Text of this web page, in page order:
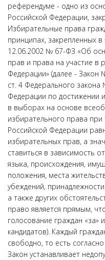
референдуме - одно из
Российской Федерации,
Избирательные права
принципах, закрепленных
12.06.2002 № 67-ФЗ «Об
прав и права на участие в
Федерации» (далее - Закон
ст. 4 Федерального
Федерации по достижении
в выборах на основе
избирательного права
Российской Федерации
избирательных прав, а
ставиться в зависимость
языка, происхождения,
положения, места
убеждений,
а также других
право является прямым,
голосование граждан «за»
кандидатов). Каждый
свободно, то есть
Закон устанавливает